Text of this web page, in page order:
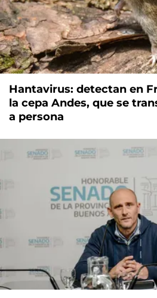
Hantavirus: detectan en
la cepa Andes, que se
a persona